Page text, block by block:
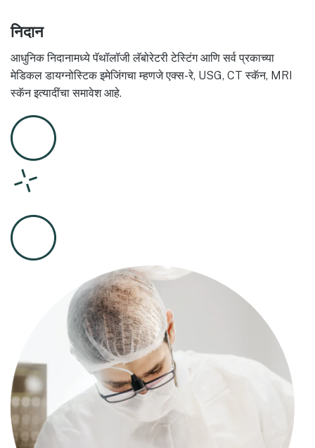
निदान
आधुनिक निदानामध्ये पॅथॉलॉजी लॅबोरेटरी टेस्टिंग आणि सर्व प्रकाच्या
मेडिकल डायग्नोस्टिक इमेजिंगचा म्हणजे एक्स-रे, USG, CT स्कॅन, MRI
स्कॅन इत्यादींचा समावेश आहे.